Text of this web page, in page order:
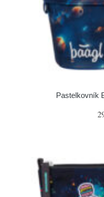
Pastelkovník